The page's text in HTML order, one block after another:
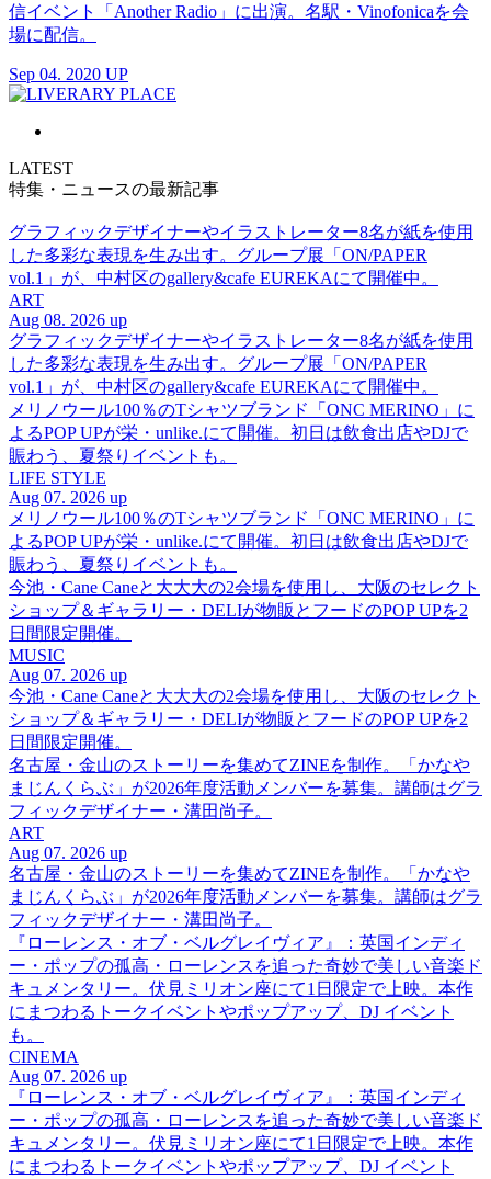
信イベント「Another Radio」に出演。名駅・Vinofonicaを会
場に配信。
Sep 04. 2020 UP
LATEST
特集・ニュースの最新記事
グラフィックデザイナーやイラストレーター8名が紙を使用
した多彩な表現を生み出す。グループ展「ON/PAPER
vol.1」が、中村区のgallery&cafe EUREKAにて開催中。
ART
Aug 08. 2026 up
グラフィックデザイナーやイラストレーター8名が紙を使用
した多彩な表現を生み出す。グループ展「ON/PAPER
vol.1」が、中村区のgallery&cafe EUREKAにて開催中。
メリノウール100％のTシャツブランド「ONC MERINO」に
よるPOP UPが栄・unlike.にて開催。初日は飲食出店やDJで
賑わう、夏祭りイベントも。
LIFE STYLE
Aug 07. 2026 up
メリノウール100％のTシャツブランド「ONC MERINO」に
よるPOP UPが栄・unlike.にて開催。初日は飲食出店やDJで
賑わう、夏祭りイベントも。
今池・Cane Caneと大大大の2会場を使用し、大阪のセレクト
ショップ＆ギャラリー・DELIが物販とフードのPOP UPを2
日間限定開催。
MUSIC
Aug 07. 2026 up
今池・Cane Caneと大大大の2会場を使用し、大阪のセレクト
ショップ＆ギャラリー・DELIが物販とフードのPOP UPを2
日間限定開催。
名古屋・金山のストーリーを集めてZINEを制作。「かなや
まじんくらぶ」が2026年度活動メンバーを募集。講師はグラ
フィックデザイナー・溝田尚子。
ART
Aug 07. 2026 up
名古屋・金山のストーリーを集めてZINEを制作。「かなや
まじんくらぶ」が2026年度活動メンバーを募集。講師はグラ
フィックデザイナー・溝田尚子。
『ローレンス・オブ・ベルグレイヴィア』：英国インディ
ー・ポップの孤高・ローレンスを追った奇妙で美しい音楽ド
キュメンタリー。伏見ミリオン座にて1日限定で上映。本作
にまつわるトークイベントやポップアップ、DJ イベント
も。
CINEMA
Aug 07. 2026 up
『ローレンス・オブ・ベルグレイヴィア』：英国インディ
ー・ポップの孤高・ローレンスを追った奇妙で美しい音楽ド
キュメンタリー。伏見ミリオン座にて1日限定で上映。本作
にまつわるトークイベントやポップアップ、DJ イベント